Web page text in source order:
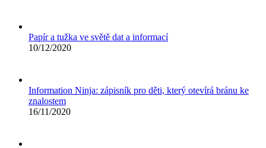
Papír a tužka ve světě dat a informací
10/12/2020
Information Ninja: zápisník pro děti, který otevírá bránu ke
znalostem
16/11/2020